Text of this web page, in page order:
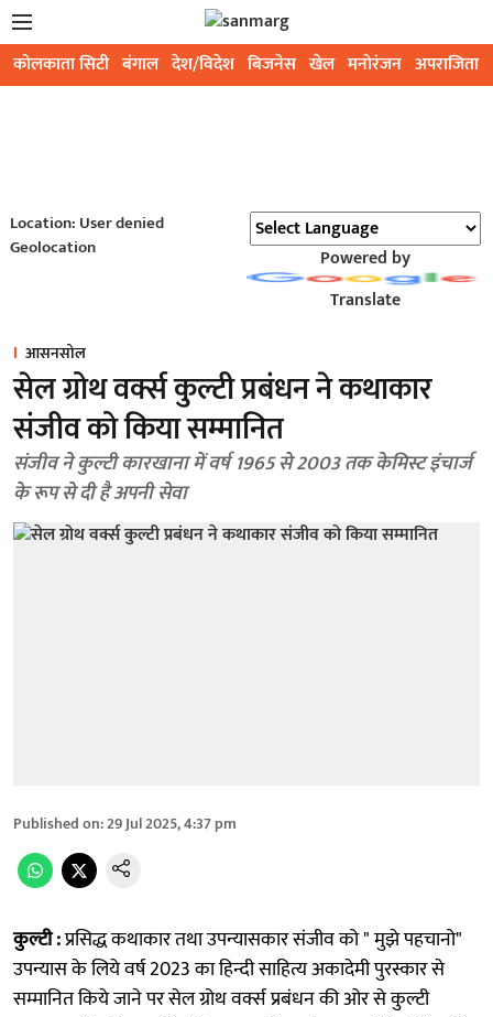
कोलकाता सिटी बंगाल देश/विदेश बिजनेस खेल मनोरंजन अपराजिता
Location: User denied
Geolocation
Powered by
Translate
आसनसोल
सेल ग्रोथ वर्क्स कुल्टी प्रबंधन ने कथाकार
संजीव को किया सम्मानित
संजीव ने कुल्टी कारखाना में वर्ष 1965 से 2003 तक केमिस्ट इंचार्ज
के रूप से दी है अपनी सेवा
Published on:29 Jul 2025, 4:37 pm
कुल्टी :प्रसिद्ध कथाकार तथा उपन्यासकार संजीव को " मुझे पहचानो"
उपन्यास के लिये वर्ष 2023 का हिन्दी साहित्य अकादेमी पुरस्कार से
सम्मानित किये जाने पर सेल ग्रोथ वर्क्स प्रबंधन की ओर से कुल्टी